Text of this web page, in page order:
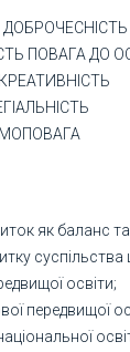
ДОБРОЧЕСНІСТЬ
ПОВАГА ДО
як баланс
освіти;
передвищої